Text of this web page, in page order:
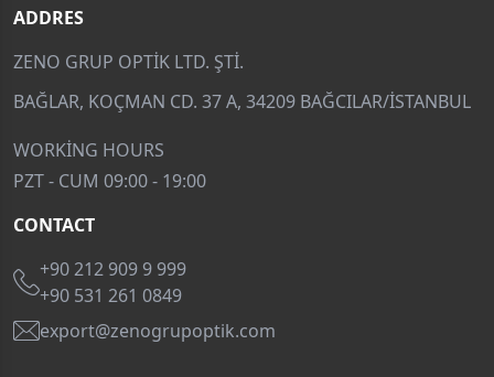
ADDRES
ZENO GRUP OPTIK LTD. ŞTI.
BAĞLAR, KOÇMAN CD. 37 A, 34209 BAĞCILAR/İSTANBUL
WORKING HOURS
PZT - CUM 09:00 - 19:00
CONTACT
+90 212 909 9 999
+90 531 261 0849
export@zenogrupoptik.com